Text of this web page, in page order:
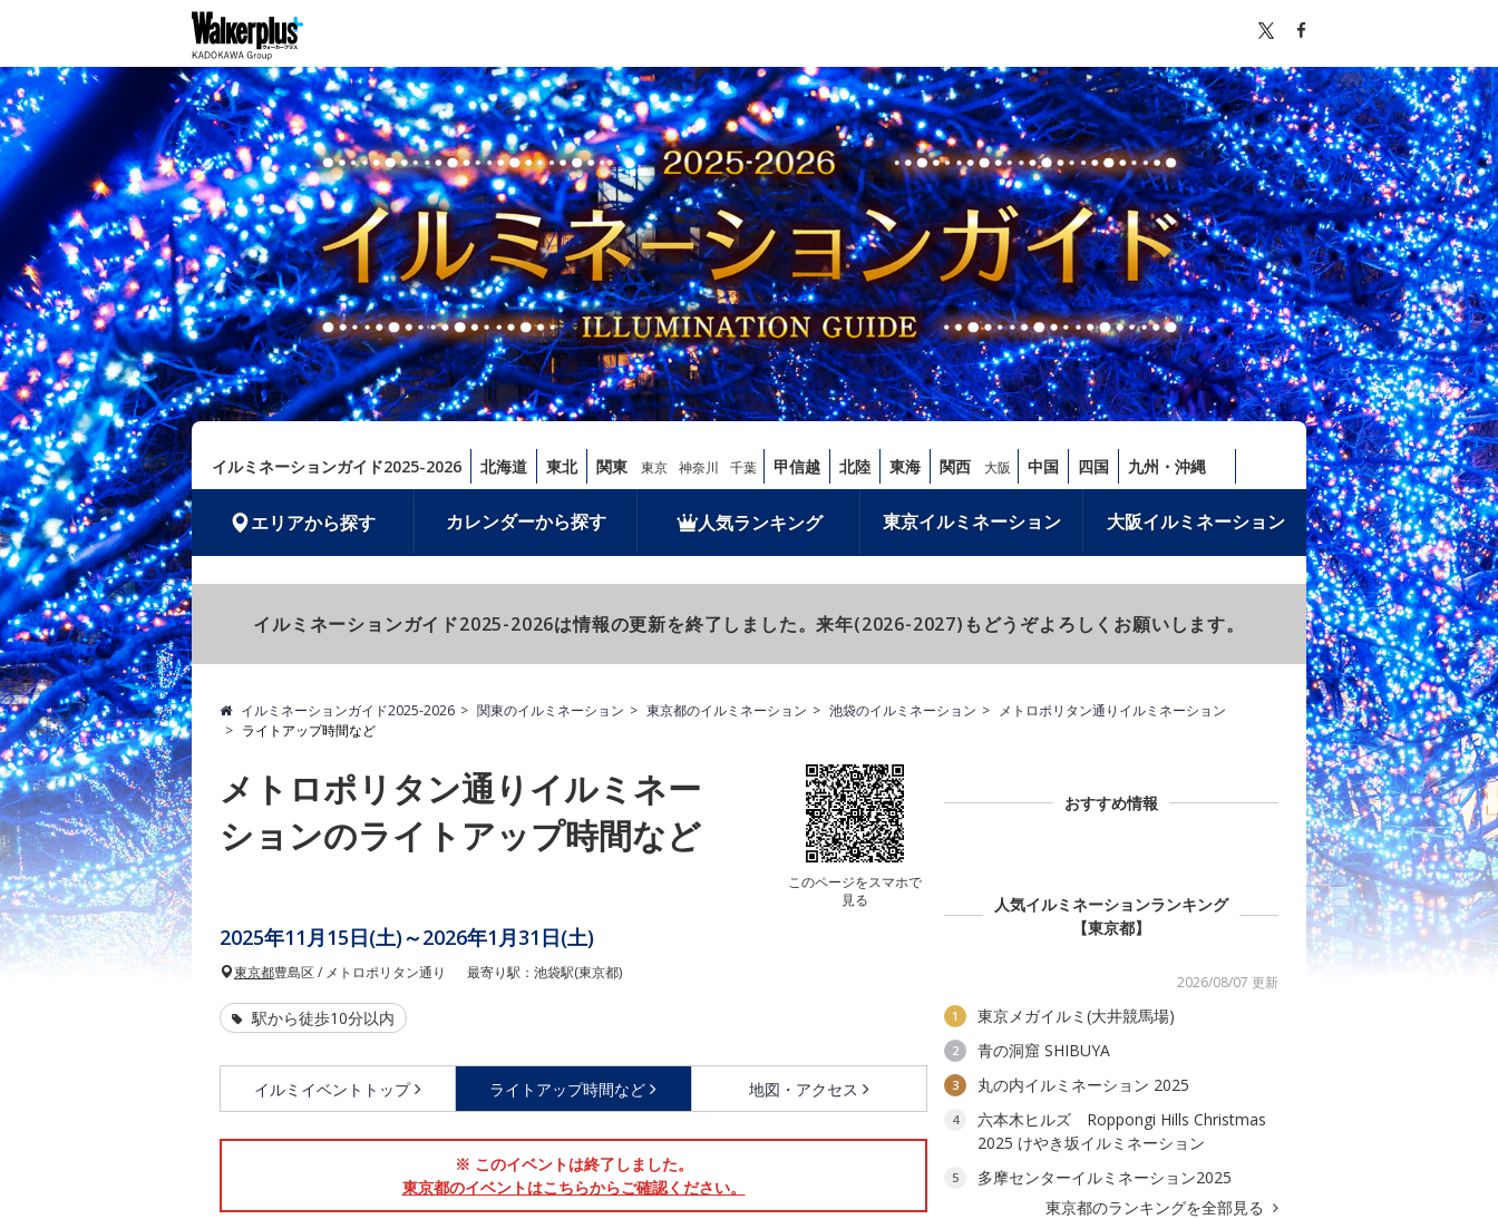
イルミネーションガイド2025-2026 北海道 東北 関東 東京 神奈川 千葉 甲信越 北陸 東海 関西 大阪 中国 四国 九州・沖縄
エリアから探す カレンダーから探す 人気ランキング 東京イルミネーション 大阪イルミネーション
イルミネーションガイド2025-2026は情報の更新を終了しました。来年(2026-2027)もどうぞよろしくお願いします。
イルミネーションガイド2025-2026 関東のイルミネーション 東京都のイルミネーション 池袋のイルミネーション
メトロポリタン通りイルミネーション
ライトアップ時間など
メトロポリタン通りイルミネー
ションのライトアップ時間など
このページをスマホで
見る
2025年11月15日(土)～2026年1月31日(土)
東京都豊島区 / メトロポリタン通り 最寄り駅：池袋駅(東京都)
駅から徒歩10分以内
イルミイベントトップ ライトアップ時間など 地図・アクセス
※ このイベントは終了しました。
東京都のイベントはこちらからご確認ください。
おすすめ情報
人気イルミネーションランキング
【東京都】
2026/08/07 更新
1 東京メガイルミ(大井競馬場)
2 青の洞窟 SHIBUYA
3 丸の内イルミネーション 2025
4
六本木ヒルズ Roppongi Hills Christmas
2025 けやき坂イルミネーション
5
多摩センターイルミネーション2025
東京都のランキングを全部見る